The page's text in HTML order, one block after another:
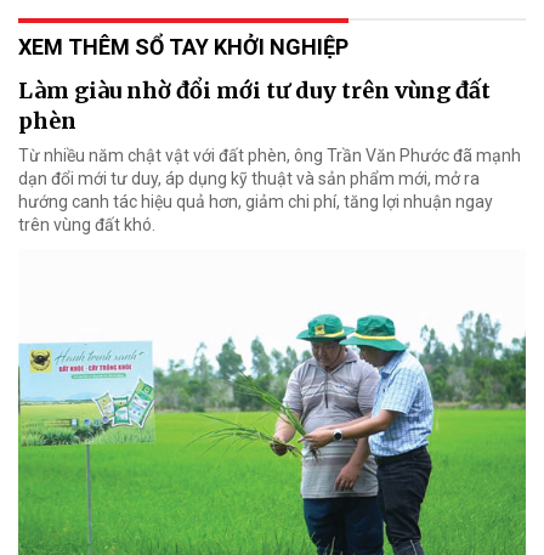
XEM THÊM SỔ TAY KHỞI NGHIỆP
Làm giàu nhờ đổi mới tư duy trên vùng đất
phèn
Từ nhiều năm chật vật với đất phèn, ông Trần Văn Phước đã mạnh
dạn đổi mới tư duy, áp dụng kỹ thuật và sản phẩm mới, mở ra
hướng canh tác hiệu quả hơn, giảm chi phí, tăng lợi nhuận ngay
trên vùng đất khó.